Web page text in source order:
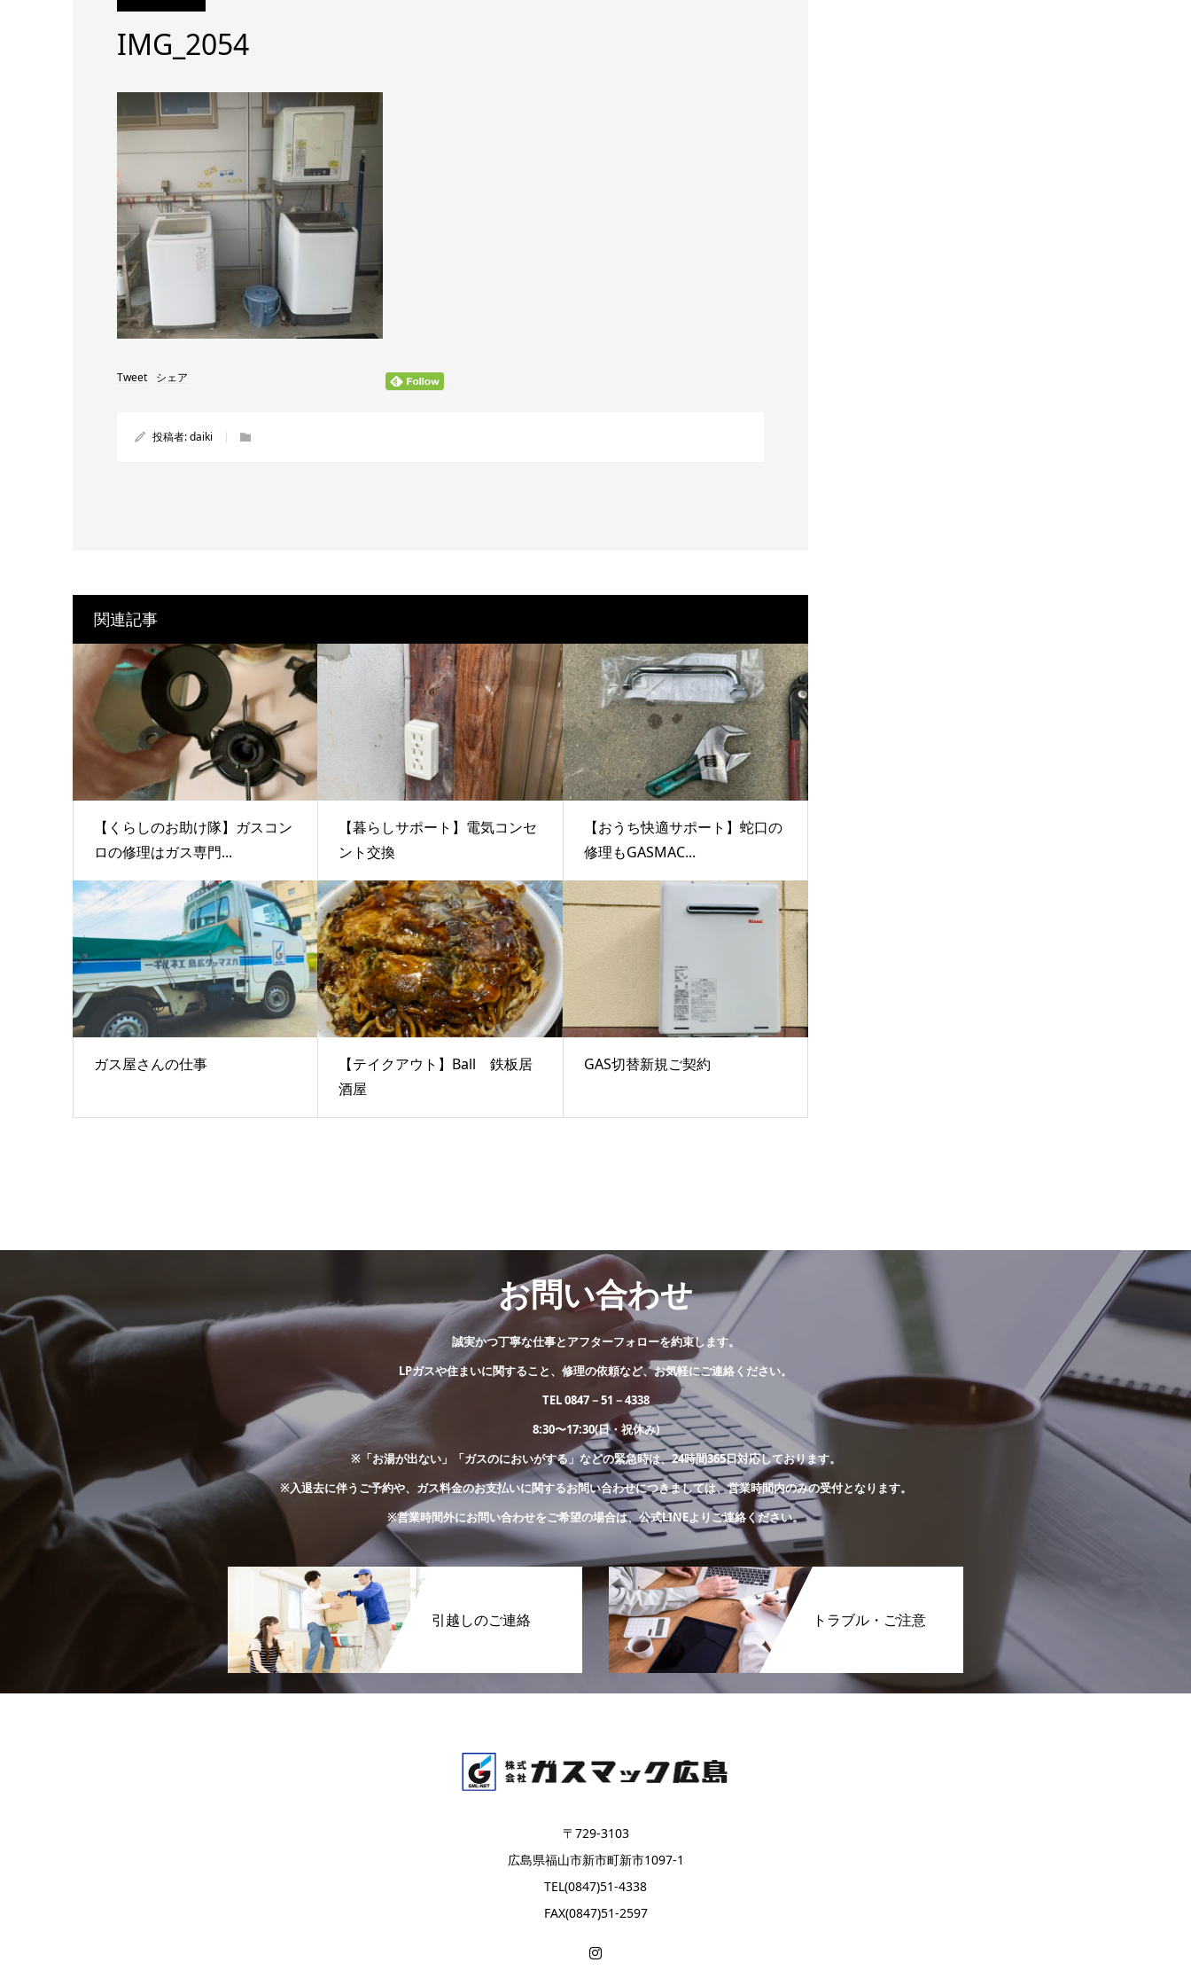
IMG_2054
Tweet シェア
投稿者:daiki
関連記事
【くらしのお助け隊】ガスコン
ロの修理はガス専門...
【暮らしサポート】電気コンセ
ント交換
【おうち快適サポート】蛇口の
修理もGASMAC...
ガス屋さんの仕事
【テイクアウト】Ball 鉄板居
酒屋
GAS切替新規ご契約
お問い合わせ
誠実かつ丁寧な仕事とアフターフォローを約束します。
LPガスや住まいに関すること、修理の依頼など、お気軽にご連絡ください。
TEL 0847－51－4338
8:30〜17:30(日・祝休み)
※「お湯が出ない」「ガスのにおいがする」などの緊急時は、24時間365日対応しております。
※入退去に伴うご予約や、ガス料金のお支払いに関するお問い合わせにつきましては、営業時間内のみの受付となります。
※営業時間外にお問い合わせをご希望の場合は、公式LINEよりご連絡ください。
引越しのご連絡 トラブル・ご注意
〒729-3103
広島県福山市新市町新市1097-1
TEL(0847)51-4338
FAX(0847)51-2597